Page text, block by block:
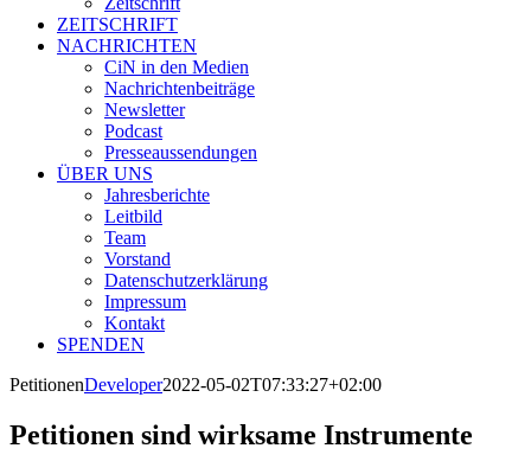
ZEITSCHRIFT
NACHRICHTEN
CiN in den Medien
Nachrichtenbeiträge
Newsletter
Podcast
Presseaussendungen
ÜBER UNS
Jahresberichte
Leitbild
Team
Vorstand
Datenschutzerklärung
Impressum
Kontakt
SPENDEN
PetitionenDeveloper2022-05-02T07:33:27+02:00
Petitionen sind wirksame Instrumente